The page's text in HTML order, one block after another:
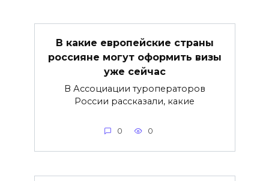
В какие европейские страны
россияне могут оформить визы
уже сейчас
В Ассоциации туроператоров
России рассказали, какие
0 0